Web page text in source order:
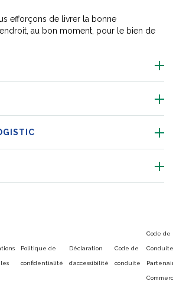
efforçons de livrer la bonne
au bon moment, pour le bien de
Politique de
confidentialité
Déclaration
d’accessibilité
Code de
conduite
Code de
Conduite